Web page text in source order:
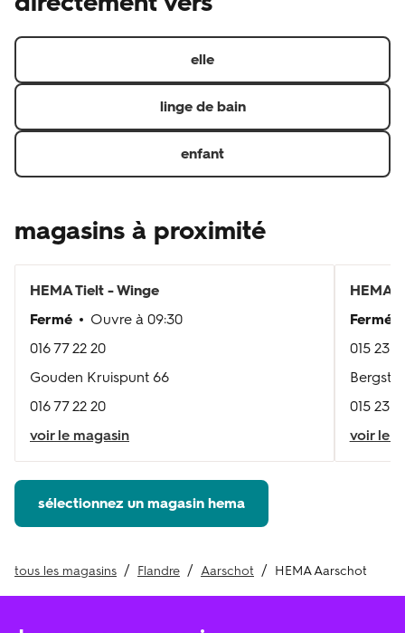
elle
linge de bain
enfant
magasins à proximité
HEMATielt - Winge
Fermé
Ouvre à 09:30
016 77 22 20
Gouden Kruispunt 66
016 77 22 20
voir le magasin
HEMA
Fermé
015 23
015 23
voir le
sélectionnez un magasin hema
tous les magasins Flandre Aarschot HEMA Aarschot